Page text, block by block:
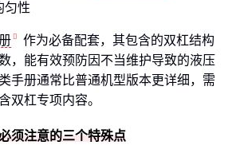
匀性
作为必备配套，其包含的双杠结构
，能有效预防因不当维护导致的液压
手册通常比普通机型版本更详细，需
双杠专项内容。
须注意的三个特殊点